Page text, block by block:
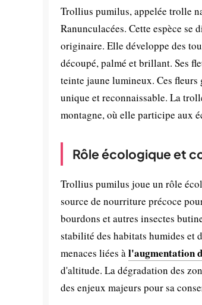
Trollius pumilus, appelée trolle
Ranunculacées. Cette espèce
originaire. Elle développe des
découpé, palmé et brillant. Ses
teinte jaune lumineux. Ces fleurs
unique et reconnaissable. La
montagne, où elle participe aux
Rôle écologique et
Trollius pumilus joue un rôle
source de nourriture précoce
bourdons et autres insectes
stabilité des habitats humides et
menaces liées àl'augmentation
d'altitude. La dégradation des
des enjeux majeurs pour sa